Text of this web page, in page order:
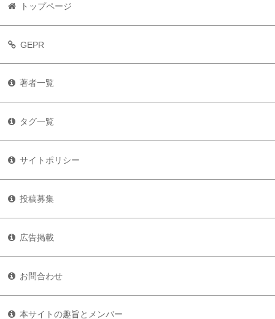
トップページ
GEPR
著者一覧
タグ一覧
サイトポリシー
投稿募集
広告掲載
お問合わせ
本サイトの趣旨とメンバー